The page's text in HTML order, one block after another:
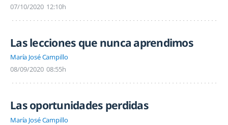
07/10/2020 12:10h
Las lecciones que nunca aprendimos
María José Campillo
08/09/2020 08:55h
Las oportunidades perdidas
María José Campillo